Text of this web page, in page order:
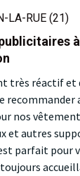
LA-RUE (21)
très réactif et
recommander
nos
et autres
parfait pour